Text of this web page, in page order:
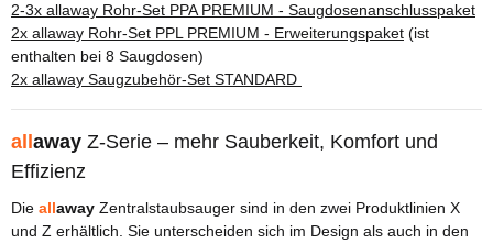
2-3x allaway Rohr-Set PPA PREMIUM - Saugdosenanschlusspaket
2x allaway Rohr-Set PPL PREMIUM - Erweiterungspaket (ist
enthalten bei 8 Saugdosen)
2x allaway Saugzubehör-Set STANDARD
all away Z-Serie – mehr Sauberkeit, Komfort und
Effizienz
Die allaway Zentralstaubsauger sind in den zwei Produktlinien X
und Z erhältlich. Sie unterscheiden sich im Design als auch in den